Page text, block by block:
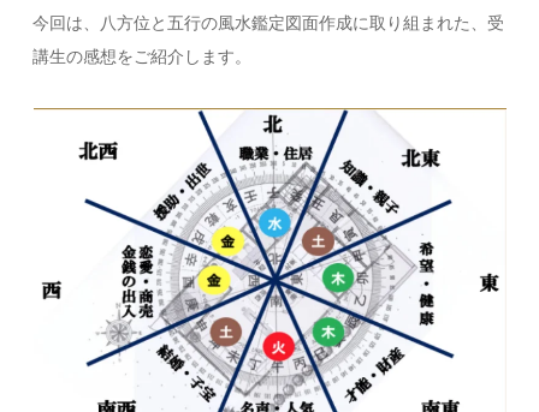
今回は、八方位と五行の風水鑑定図面作成に取り組まれた、受
講生の感想をご紹介します。